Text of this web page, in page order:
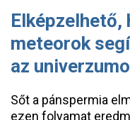
Elképzelhető,
meteorok
az
Sőt a pánspermia
ezen folyamat